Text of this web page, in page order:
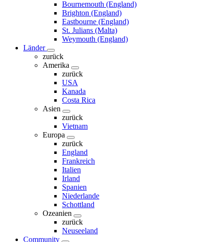
Bournemouth (England)
Brighton (England)
Eastbourne (England)
St. Julians (Malta)
Weymouth (England)
Länder
zurück
Amerika
zurück
USA
Kanada
Costa Rica
Asien
zurück
Vietnam
Europa
zurück
England
Frankreich
Italien
Irland
Spanien
Niederlande
Schottland
Ozeanien
zurück
Neuseeland
Community